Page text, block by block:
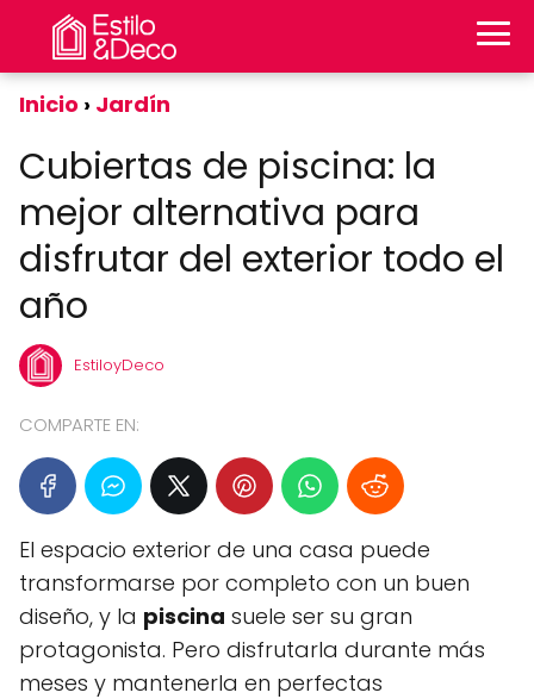
Inicio Jardín
Cubiertas de piscina: la
mejor alternativa para
disfrutar del exterior todo el
año
EstiloyDeco
COMPARTE EN:
El espacio exterior de una casa puede
transformarse por completo con un buen
diseño, y la piscina suele ser su gran
protagonista. Pero disfrutarla durante más
meses y mantenerla en perfectas